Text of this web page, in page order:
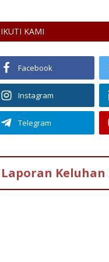
IKUTI KAMI
Facebook
Instagram
Telegram
Laporan Keluhan